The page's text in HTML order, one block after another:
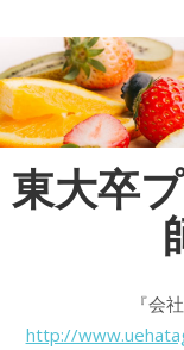
東大卒
『会
http://